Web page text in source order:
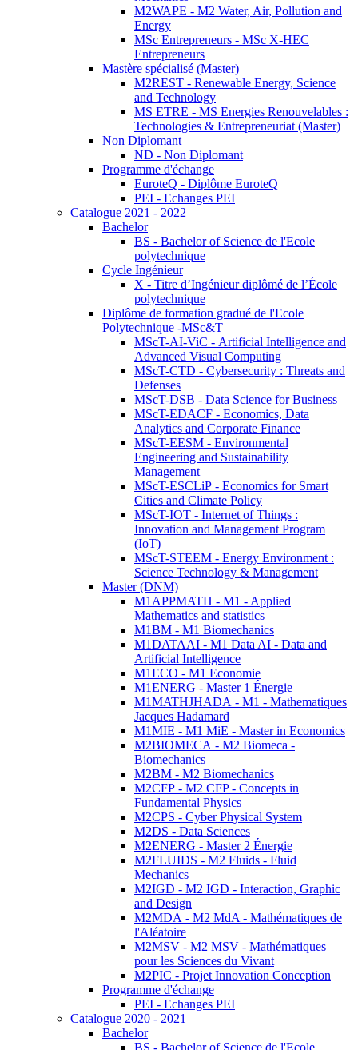
M2WAPE - M2 Water, Air, Pollution and
Energy
MSc Entrepreneurs - MSc X-HEC
Entrepreneurs
Mastère spécialisé (Master)
M2REST - Renewable Energy, Science
and Technology
MS ETRE - MS Energies Renouvelables :
Technologies & Entrepreneuriat (Master)
Non Diplomant
ND - Non Diplomant
Programme d'échange
EuroteQ - Diplôme EuroteQ
PEI - Echanges PEI
Catalogue 2021 - 2022
Bachelor
BS - Bachelor of Science de l'Ecole
polytechnique
Cycle Ingénieur
X - Titre d’Ingénieur diplômé de l’École
polytechnique
Diplôme de formation gradué de l'Ecole
Polytechnique -MSc&T
MScT-AI-ViC - Artificial Intelligence and
Advanced Visual Computing
MScT-CTD - Cybersecurity : Threats and
Defenses
MScT-DSB - Data Science for Business
MScT-EDACF - Economics, Data
Analytics and Corporate Finance
MScT-EESM - Environmental
Engineering and Sustainability
Management
MScT-ESCLiP - Economics for Smart
Cities and Climate Policy
MScT-IOT - Internet of Things :
Innovation and Management Program
(IoT)
MScT-STEEM - Energy Environment :
Science Technology & Management
Master (DNM)
M1APPMATH - M1 - Applied
Mathematics and statistics
M1BM - M1 Biomechanics
M1DATAAI - M1 Data AI - Data and
Artificial Intelligence
M1ECO - M1 Economie
M1ENERG - Master 1 Énergie
M1MATHJHADA - M1 - Mathematiques
Jacques Hadamard
M1MIE - M1 MiE - Master in Economics
M2BIOMECA - M2 Biomeca -
Biomechanics
M2BM - M2 Biomechanics
M2CFP - M2 CFP - Concepts in
Fundamental Physics
M2CPS - Cyber Physical System
M2DS - Data Sciences
M2ENERG - Master 2 Énergie
M2FLUIDS - M2 Fluids - Fluid
Mechanics
M2IGD - M2 IGD - Interaction, Graphic
and Design
M2MDA - M2 MdA - Mathématiques de
l'Aléatoire
M2MSV - M2 MSV - Mathématiques
pour les Sciences du Vivant
M2PIC - Projet Innovation Conception
Programme d'échange
PEI - Echanges PEI
Catalogue 2020 - 2021
Bachelor
BS - Bachelor of Science de l'Ecole